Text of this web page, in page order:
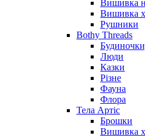
Вишивка
Вишивка
Рушники
Bothy Threads
Люди
Казки
Різне
Фауна
Флора
Тела Артіс
Брошки
Вишивка